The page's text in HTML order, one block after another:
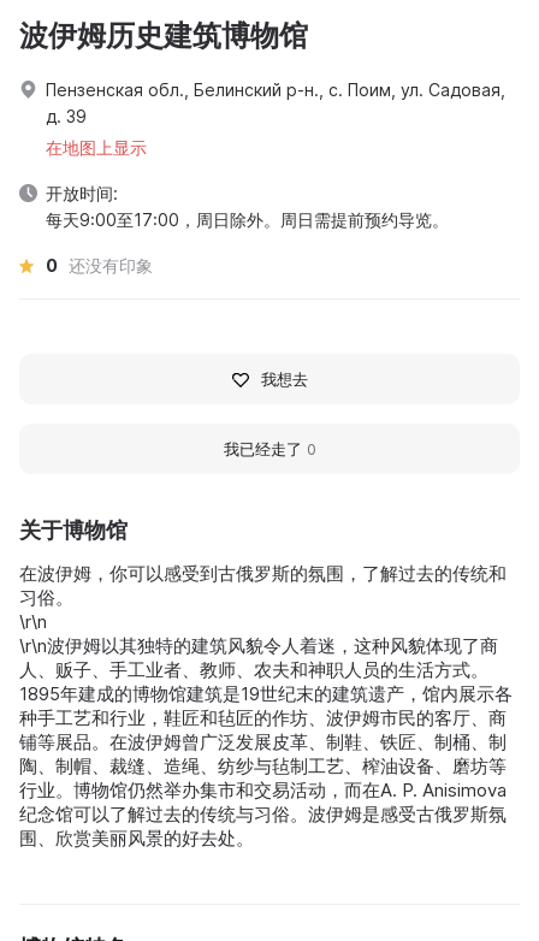
关于博物馆
在波伊姆，你可以感受到古俄罗斯的氛围，了解过去的传统和
习俗。
\r\n
\r\n波伊姆以其独特的建筑风貌令人着迷，这种风貌体现了商
人、贩子、手工业者、教师、农夫和神职人员的生活方式。
1895年建成的博物馆建筑是19世纪末的建筑遗产，馆内展示各
种手工艺和行业，鞋匠和毡匠的作坊、波伊姆市民的客厅、商
铺等展品。在波伊姆曾广泛发展皮革、制鞋、铁匠、制桶、制
陶、制帽、裁缝、造绳、纺纱与毡制工艺、榨油设备、磨坊等
行业。博物馆仍然举办集市和交易活动，而在A. P. Anisimova
纪念馆可以了解过去的传统与习俗。波伊姆是感受古俄罗斯氛
围、欣赏美丽风景的好去处。
波伊姆历史建筑博物馆
Пензенская обл., Белинский р-н., с. Поим, ул. Садовая,
д. 39
在地图上显示
开放时间:
每天9:00至17:00，周日除外。周日需提前预约导览。
0 还没有印象
我想去
我已经走了 0